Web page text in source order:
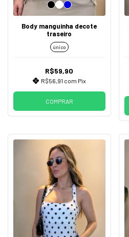
Body manguinha decote
traseiro
único
R$59,90
R$56,91 com Pix
COMPRAR